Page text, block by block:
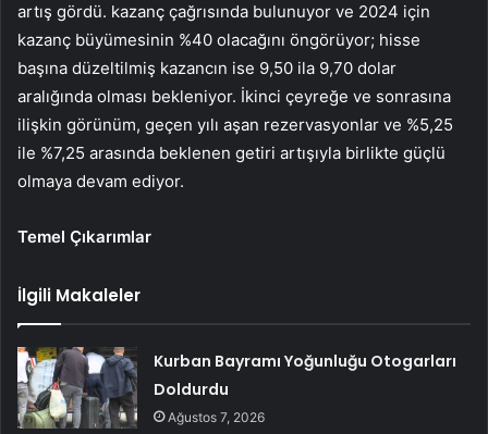
artış gördü. kazanç çağrısında bulunuyor ve 2024 için
kazanç büyümesinin %40 olacağını öngörüyor; hisse
başına düzeltilmiş kazancın ise 9,50 ila 9,70 dolar
aralığında olması bekleniyor. İkinci çeyreğe ve sonrasına
ilişkin görünüm, geçen yılı aşan rezervasyonlar ve %5,25
ile %7,25 arasında beklenen getiri artışıyla birlikte güçlü
olmaya devam ediyor.
Temel Çıkarımlar
İlgili Makaleler
Kurban Bayramı Yoğunluğu Otogarları
Doldurdu
Ağustos 7, 2026